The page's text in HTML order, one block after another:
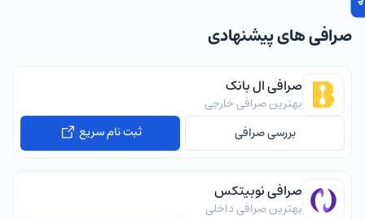
صرافی های پیشنهادی
صرافی ال بانک
بهترین صرافی خارجی
بررسی صرافی
ثبت نام سریع
صرافی نوبیتکس
بهترین صرافی داخلی